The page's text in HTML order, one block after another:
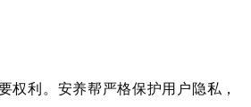
权利。安养帮严格保护用户隐私，